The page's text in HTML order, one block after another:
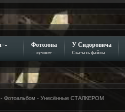
Фотозона
-= лучшее =-
У Сидоровича
Скачать файлы
- Фотоальбом - Унесённые СТАЛКЕРОМ